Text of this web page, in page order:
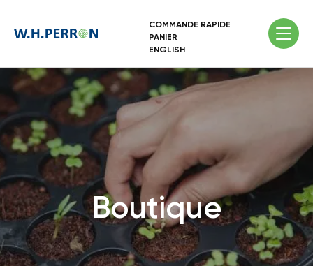
COMMANDE RAPIDE
PANIER
ENGLISH
Boutique